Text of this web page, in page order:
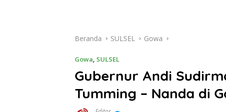
Beranda SULSEL Gowa
Gowa, SULSEL
Gubernur Andi
Tumming – Nanda di